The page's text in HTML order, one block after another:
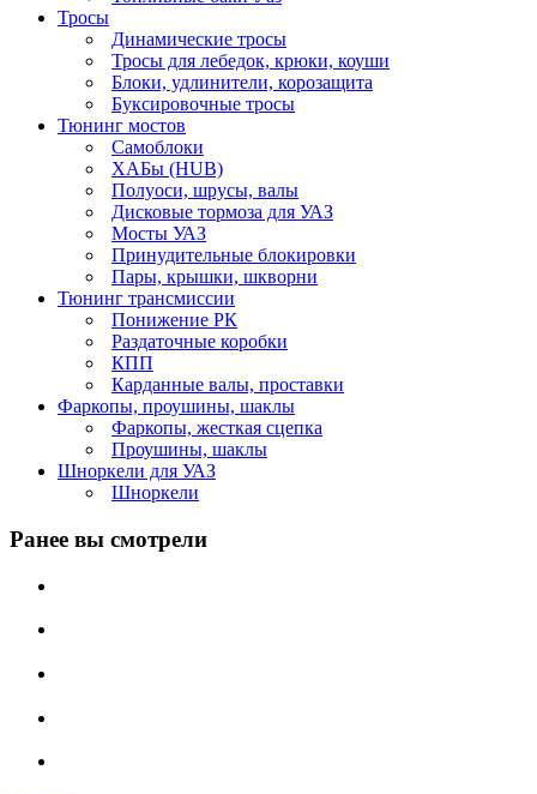
Тросы
Динамические тросы
Тросы для лебедок, крюки, коуши
Блоки, удлинители, корозащита
Буксировочные тросы
Тюнинг мостов
Самоблоки
ХАБы (HUB)
Полуоси, шрусы, валы
Дисковые тормоза для УАЗ
Мосты УАЗ
Принудительные блокировки
Пары, крышки, шкворни
Тюнинг трансмиссии
Понижение РК
Раздаточные коробки
КПП
Карданные валы, проставки
Фаркопы, проушины, шаклы
Фаркопы, жесткая сцепка
Проушины, шаклы
Шноркели для УАЗ
Шноркели
Ранее вы смотрели